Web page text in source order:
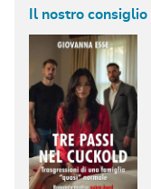
Il nostro consiglio